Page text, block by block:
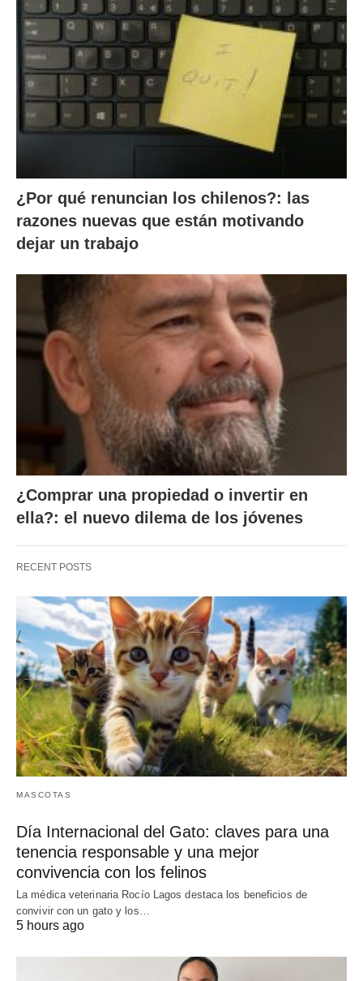
¿Por qué renuncian los chilenos?: las
razones nuevas que están motivando
dejar un trabajo
¿Comprar una propiedad o invertir en
ella?: el nuevo dilema de los jóvenes
RECENT POSTS
MASCOTAS
Día Internacional del Gato: claves para una
tenencia responsable y una mejor
convivencia con los felinos
La médica veterinaria Rocío Lagos destaca los beneficios de
convivir con un gato y los…
5 hours ago